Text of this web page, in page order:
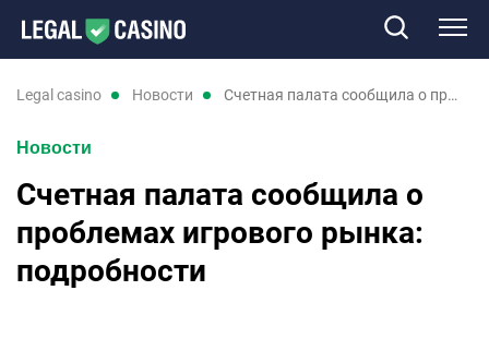
Казино
legal casino новости Счетная палата сообщила о проблемах игрового рынка: подробности
Новости
Счетная палата сообщила о
проблемах игрового рынка:
подробности